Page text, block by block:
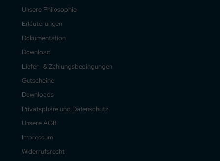
Unsere Philosophie
Erläuterungen
Dokumentation
Download
Liefer- & Zahlungsbedingungen
Gutscheine
Downloads
Privatsphäre und Datenschutz
Unsere AGB
Impressum
Widerrufsrecht